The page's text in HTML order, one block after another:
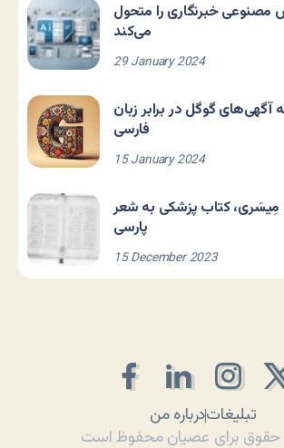
خبرنگاری را متحول
می‌کند
29 January 2024
گوگل در برابر زبان
فارسی
15 January 2024
مِیسَری، کتاب پزشکی به شعر
پارسی
15 December 2023
درباره منتبلیغات